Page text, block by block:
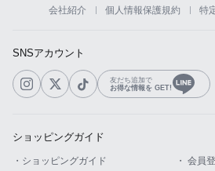
会社紹介 個人情報保護規約 特
SNSアカウント
友だち追加で
お得な情報を GET!
ショッピングガイド
・ショッピングガイド ・ 会員